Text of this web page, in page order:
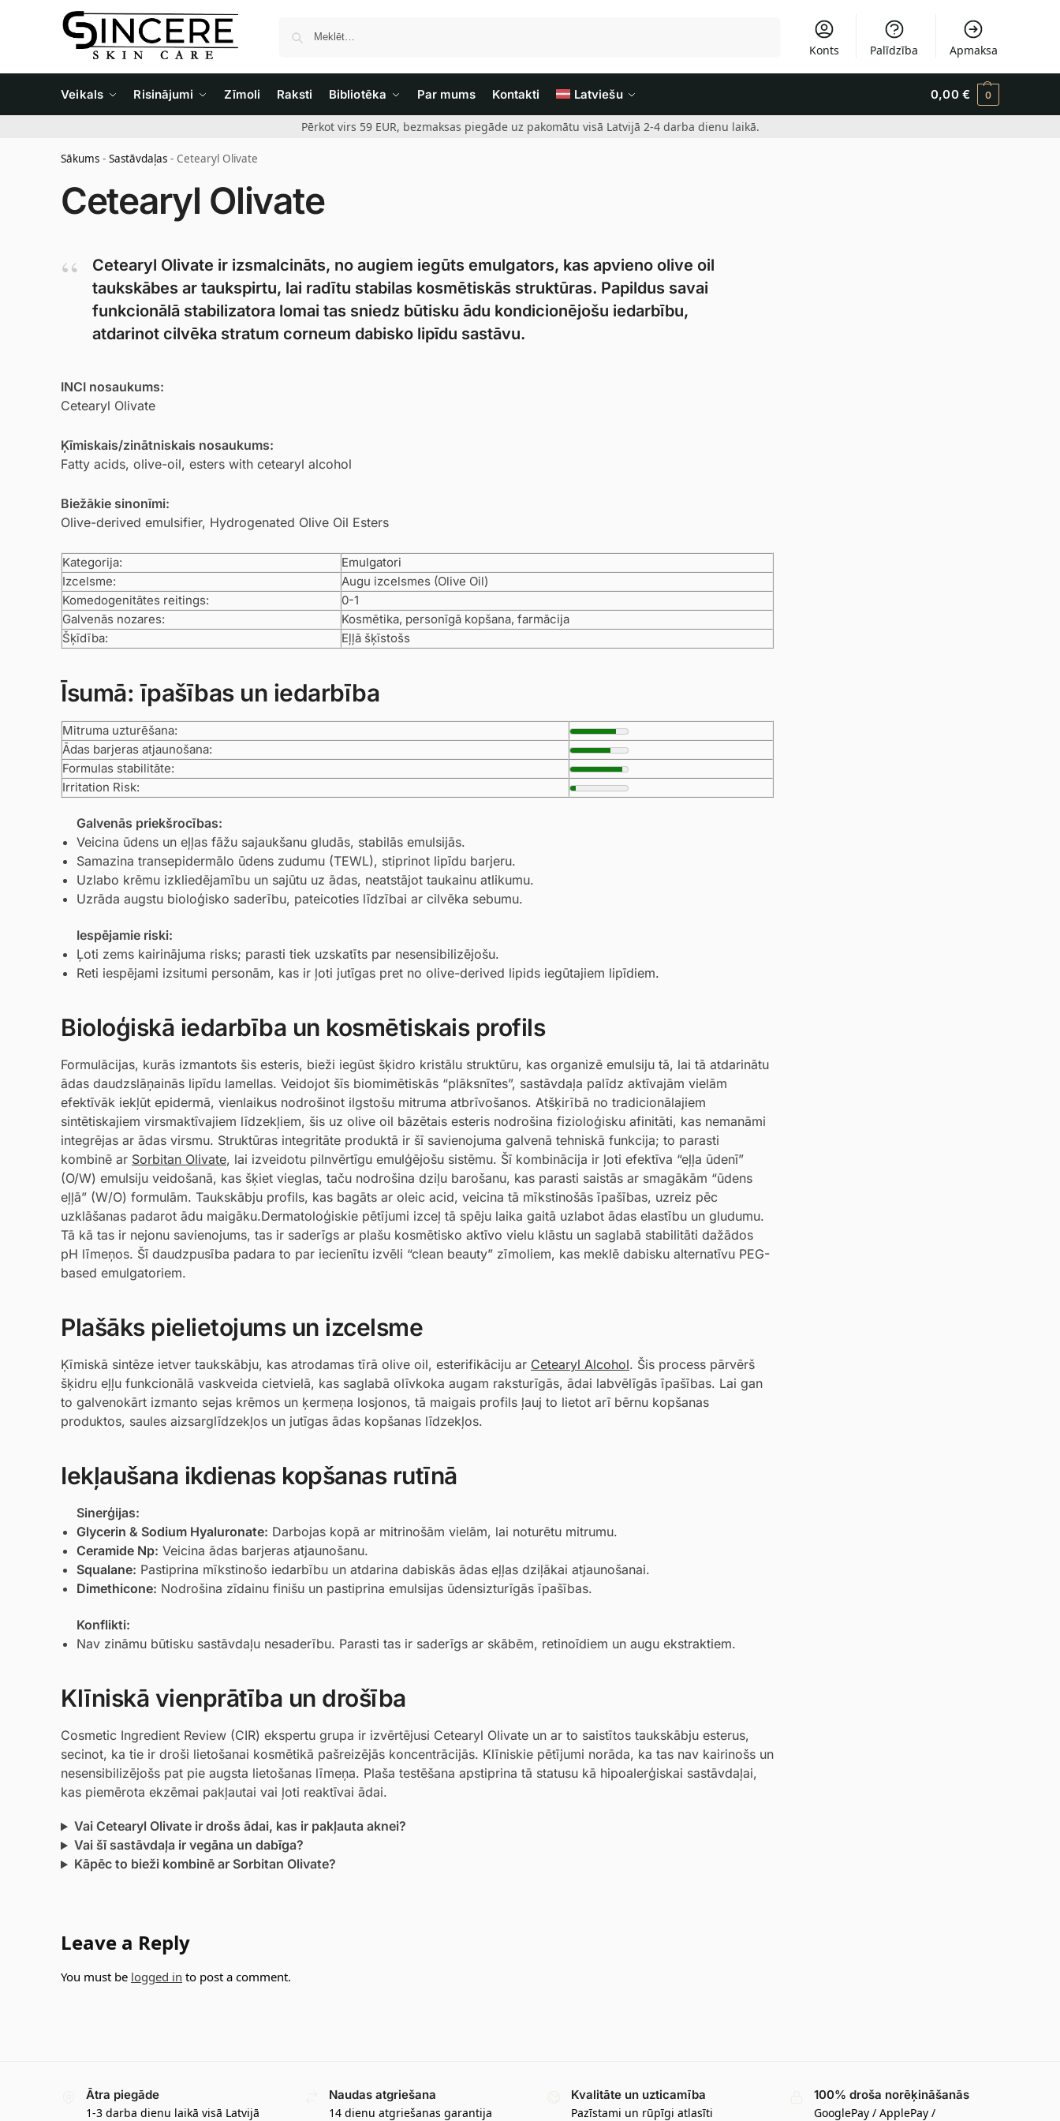
Konts Palīdzība Apmaksa
Veikals Risinājumi Zīmoli Raksti Bibliotēka Par mums Kontakti Latviešu 0,00 € 0
Pērkot virs 59 EUR, bezmaksas piegāde uz pakomātu visā Latvijā 2-4 darba dienu laikā.
Sākums - Sastāvdaļas - Cetearyl Olivate
Cetearyl Olivate
Cetearyl Olivate ir izsmalcināts, no augiem iegūts emulgators, kas apvieno olive oil
taukskābes ar taukspirtu, lai radītu stabilas kosmētiskās struktūras. Papildus savai
funkcionālā stabilizatora lomai tas sniedz būtisku ādu kondicionējošu iedarbību,
atdarinot cilvēka stratum corneum dabisko lipīdu sastāvu.
INCI nosaukums:
Cetearyl Olivate
Ķīmiskais/zinātniskais nosaukums:
Fatty acids, olive-oil, esters with cetearyl alcohol
Biežākie sinonīmi:
Olive-derived emulsifier, Hydrogenated Olive Oil Esters
Kategorija:
Emulgatori
Izcelsme:
Augu izcelsmes (Olive Oil)
Komedogenitātes reitings:
0-1
Galvenās nozares:
Kosmētika, personīgā kopšana, farmācija
Šķīdība:
Eļļā šķīstošs
Īsumā: īpašības un iedarbība
Mitruma uzturēšana:
Ādas barjeras atjaunošana:
Formulas stabilitāte:
Irritation Risk:
Galvenās priekšrocības:
Veicina ūdens un eļļas fāžu sajaukšanu gludās, stabilās emulsijās.
Samazina transepidermālo ūdens zudumu (TEWL), stiprinot lipīdu barjeru.
Uzlabo krēmu izkliedējamību un sajūtu uz ādas, neatstājot taukainu atlikumu.
Uzrāda augstu bioloģisko saderību, pateicoties līdzībai ar cilvēka sebumu.
Iespējamie riski:
Ļoti zems kairinājuma risks; parasti tiek uzskatīts par nesensibilizējošu.
Reti iespējami izsitumi personām, kas ir ļoti jutīgas pret no olive-derived lipids iegūtajiem lipīdiem.
Bioloģiskā iedarbība un kosmētiskais profils
Formulācijas, kurās izmantots šis esteris, bieži iegūst šķidro kristālu struktūru, kas organizē emulsiju tā, lai tā atdarinātu
ādas daudzslāņainās lipīdu lamellas. Veidojot šīs biomimētiskās “plāksnītes”, sastāvdaļa palīdz aktīvajām vielām
efektīvāk iekļūt epidermā, vienlaikus nodrošinot ilgstošu mitruma atbrīvošanos. Atšķirībā no tradicionālajiem
sintētiskajiem virsmaktīvajiem līdzekļiem, šis uz olive oil bāzētais esteris nodrošina fizioloģisku afinitāti, kas nemanāmi
integrējas ar ādas virsmu. Struktūras integritāte produktā ir šī savienojuma galvenā tehniskā funkcija; to parasti
kombinē ar Sorbitan Olivate, lai izveidotu pilnvērtīgu emulģējošu sistēmu. Šī kombinācija ir ļoti efektīva “eļļa ūdenī”
(O/W) emulsiju veidošanā, kas šķiet vieglas, taču nodrošina dziļu barošanu, kas parasti saistās ar smagākām “ūdens
eļļā” (W/O) formulām. Taukskābju profils, kas bagāts ar oleic acid, veicina tā mīkstinošās īpašības, uzreiz pēc
uzklāšanas padarot ādu maigāku.Dermatoloģiskie pētījumi izceļ tā spēju laika gaitā uzlabot ādas elastību un gludumu.
Tā kā tas ir nejonu savienojums, tas ir saderīgs ar plašu kosmētisko aktīvo vielu klāstu un saglabā stabilitāti dažādos
pH līmeņos. Šī daudzpusība padara to par iecienītu izvēli “clean beauty” zīmoliem, kas meklē dabisku alternatīvu PEG-
based emulgatoriem.
Plašāks pielietojums un izcelsme
Ķīmiskā sintēze ietver taukskābju, kas atrodamas tīrā olive oil, esterifikāciju ar Cetearyl Alcohol. Šis process pārvērš
šķidru eļļu funkcionālā vaskveida cietvielā, kas saglabā olīvkoka augam raksturīgās, ādai labvēlīgās īpašības. Lai gan
to galvenokārt izmanto sejas krēmos un ķermeņa losjonos, tā maigais profils ļauj to lietot arī bērnu kopšanas
produktos, saules aizsarglīdzekļos un jutīgas ādas kopšanas līdzekļos.
Iekļaušana ikdienas kopšanas rutīnā
Sinerģijas:
Glycerin & Sodium Hyaluronate: Darbojas kopā ar mitrinošām vielām, lai noturētu mitrumu.
Ceramide Np: Veicina ādas barjeras atjaunošanu.
Squalane: Pastiprina mīkstinošo iedarbību un atdarina dabiskās ādas eļļas dziļākai atjaunošanai.
Dimethicone: Nodrošina zīdainu finišu un pastiprina emulsijas ūdensizturīgās īpašības.
Konflikti:
Nav zināmu būtisku sastāvdaļu nesaderību. Parasti tas ir saderīgs ar skābēm, retinoīdiem un augu ekstraktiem.
Klīniskā vienprātība un drošība
Cosmetic Ingredient Review (CIR) ekspertu grupa ir izvērtējusi Cetearyl Olivate un ar to saistītos taukskābju esterus,
secinot, ka tie ir droši lietošanai kosmētikā pašreizējās koncentrācijās. Klīniskie pētījumi norāda, ka tas nav kairinošs un
nesensibilizējošs pat pie augsta lietošanas līmeņa. Plaša testēšana apstiprina tā statusu kā hipoalerģiskai sastāvdaļai,
kas piemērota ekzēmai pakļautai vai ļoti reaktīvai ādai.
Vai Cetearyl Olivate ir drošs ādai, kas ir pakļauta aknei?
Vai šī sastāvdaļa ir vegāna un dabīga?
Kāpēc to bieži kombinē ar Sorbitan Olivate?
Leave a Reply
You must be logged in to post a comment.
Ātra piegāde
1-3 darba dienu laikā visā Latvijā
Naudas atgriešana
14 dienu atgriešanas garantija
Kvalitāte un uzticamība
Pazīstami un rūpīgi atlasīti
100% droša norēķināšanās
GooglePay / ApplePay /